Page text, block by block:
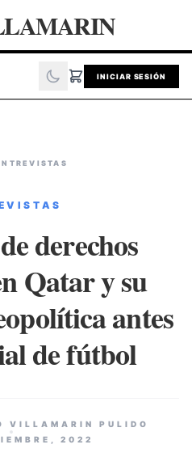
INICIAR SESIÓN
derechos
Qatar y su
antes
de fútbol
VILLAMARIN PULIDO
2022